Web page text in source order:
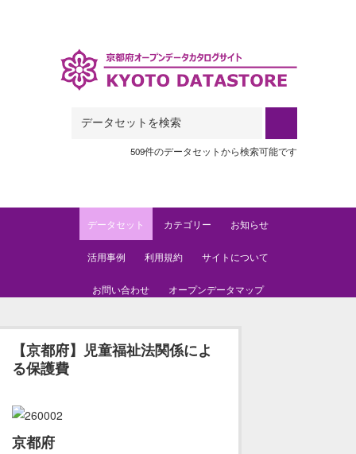
509件のデータセットから検索可能です
データセット カテゴリー お知らせ
活用事例 利用規約 サイトについて
お問い合わせ オープンデータマップ
【京都府】児童福祉法関係によ
る保護費
京都府